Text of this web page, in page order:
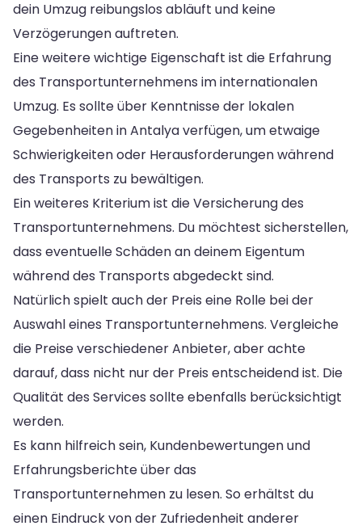
dein Umzug reibungslos abläuft und keine
Verzögerungen auftreten.
Eine weitere wichtige Eigenschaft ist die Erfahrung
des Transportunternehmens im internationalen
Umzug. Es sollte über Kenntnisse der lokalen
Gegebenheiten in Antalya verfügen, um etwaige
Schwierigkeiten oder Herausforderungen während
des Transports zu bewältigen.
Ein weiteres Kriterium ist die Versicherung des
Transportunternehmens. Du möchtest sicherstellen,
dass eventuelle Schäden an deinem Eigentum
während des Transports abgedeckt sind.
Natürlich spielt auch der Preis eine Rolle bei der
Auswahl eines Transportunternehmens. Vergleiche
die Preise verschiedener Anbieter, aber achte
darauf, dass nicht nur der Preis entscheidend ist. Die
Qualität des Services sollte ebenfalls berücksichtigt
werden.
Es kann hilfreich sein, Kundenbewertungen und
Erfahrungsberichte über das
Transportunternehmen zu lesen. So erhältst du
einen Eindruck von der Zufriedenheit anderer